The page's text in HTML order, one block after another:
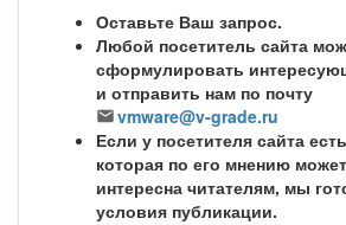
Оставьте Ваш запрос.
Любой посетитель сайта
сформулировать
и отправить нам по почту
vmware@v-grade.ru
Если у посетителя сайта
которая по его мнению
интересна читателям, мы
условия публикации.